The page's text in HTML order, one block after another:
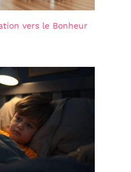
vers le Bonheur